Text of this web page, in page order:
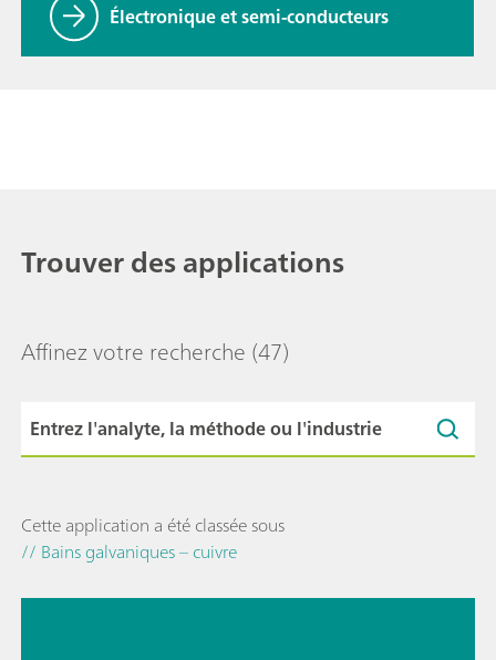
Électronique et semi-conducteurs
Trouver des applications
Affinez votre recherche (47)
Cette application a été classée sous
// Bains galvaniques – cuivre